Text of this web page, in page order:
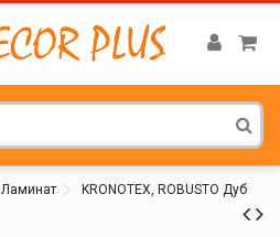
Ламинат
KRONOTEX, ROBUSTO Дуб